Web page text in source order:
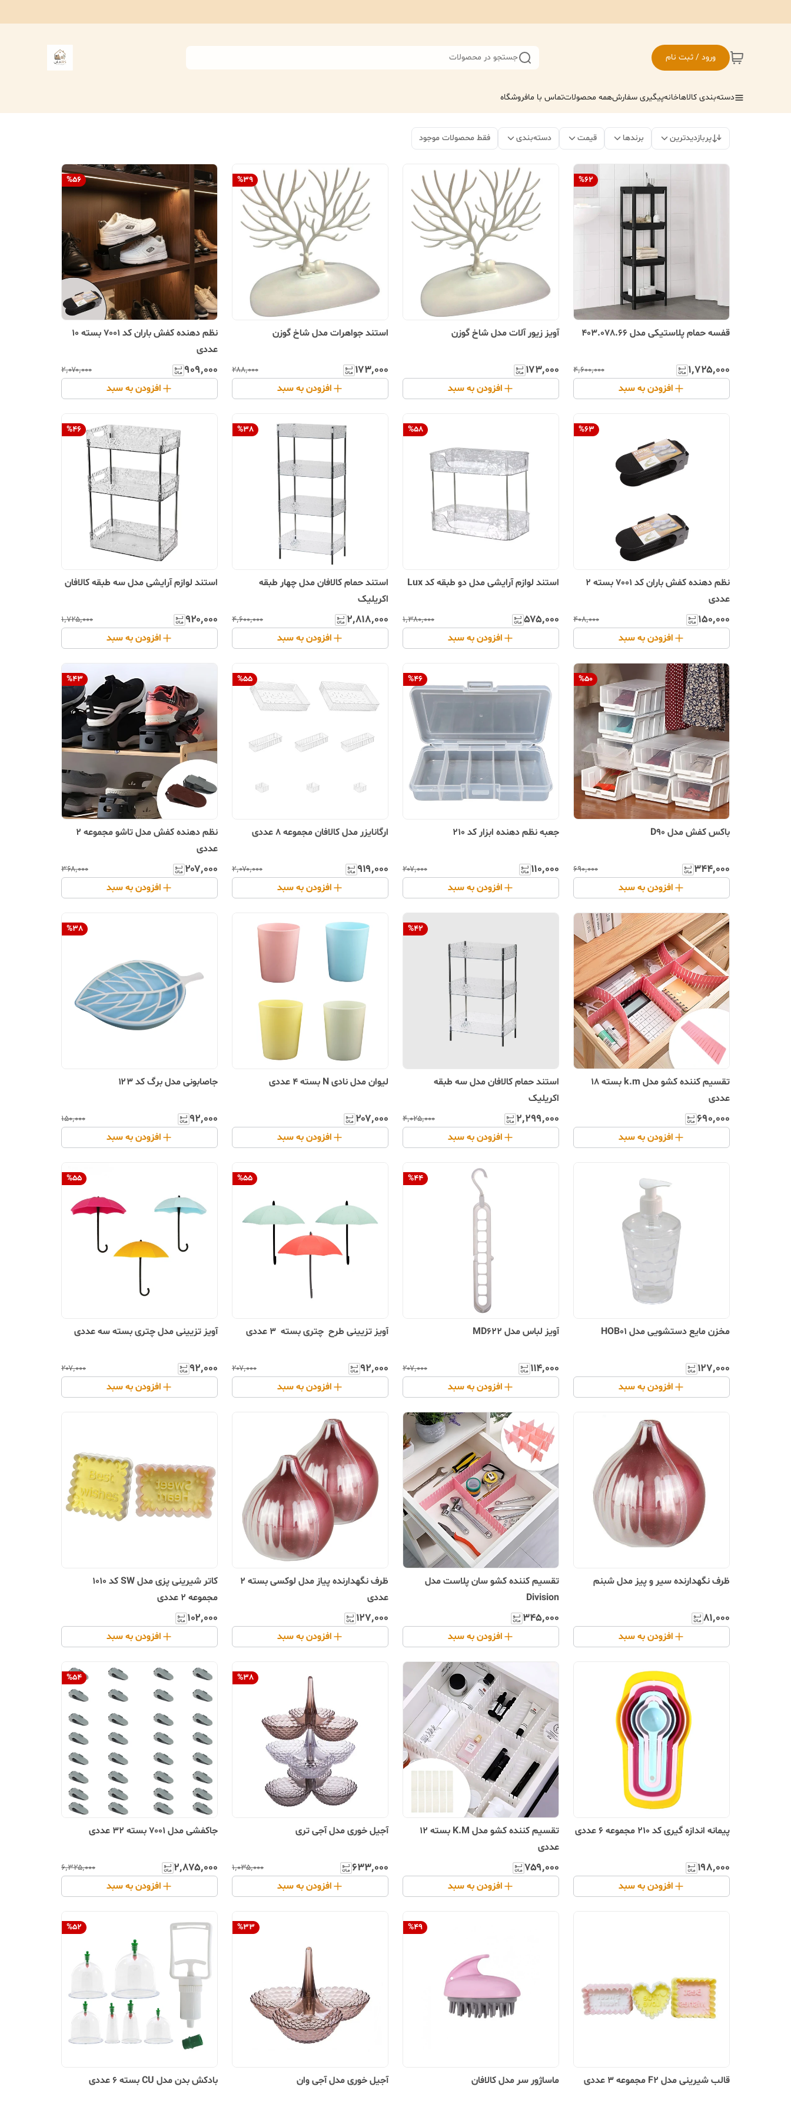
ورود / ثبت نام جستجو در محصولات
دسته‌بندی کالاهاخانهپیگیری سفارشهمه محصولاتتماس با مافروشگاه
پربازدیدترین برندها قیمت دسته‌بندی فقط محصولات موجود
%62
قفسه حمام پلاستیکی مدل 403.078.66
۱٬۷۲۵٬۰۰۰ ۴٬۶۰۰٬۰۰۰
افزودن به سبد
آویز زیور آلات مدل شاخ گوزن
۱۷۳٬۰۰۰
افزودن به سبد
%39
استند جواهرات مدل شاخ گوزن
۱۷۳٬۰۰۰ ۲۸۸٬۰۰۰
افزودن به سبد
%56
نظم دهنده کفش باران کد 7001 بسته 10
عددی
۹۰۹٬۰۰۰ ۲٬۰۷۰٬۰۰۰
افزودن به سبد
%63
نظم دهنده کفش باران کد 7001 بسته 2
عددی
۱۵۰٬۰۰۰ ۴۰۸٬۰۰۰
افزودن به سبد
%58
استند لوازم آرایشی مدل دو طبقه کد Lux
۵۷۵٬۰۰۰ ۱٬۳۸۰٬۰۰۰
افزودن به سبد
%38
استند حمام کالافان مدل چهار طبقه
اکریلیک
۲٬۸۱۸٬۰۰۰ ۴٬۶۰۰٬۰۰۰
افزودن به سبد
%46
استند لوازم آرایشی مدل سه طبقه کالافان
۹۲۰٬۰۰۰ ۱٬۷۲۵٬۰۰۰
افزودن به سبد
%50
باکس کفش مدل D90
۳۴۴٬۰۰۰ ۶۹۰٬۰۰۰
افزودن به سبد
%46
جعبه نظم دهنده ابزار کد 210
۱۱۰٬۰۰۰ ۲۰۷٬۰۰۰
افزودن به سبد
%55
ارگانایزر مدل کالافان مجموعه 8 عددی
۹۱۹٬۰۰۰ ۲٬۰۷۰٬۰۰۰
افزودن به سبد
%43
نظم دهنده کفش مدل تاشو مجموعه 2
عددی
۲۰۷٬۰۰۰ ۳۶۸٬۰۰۰
افزودن به سبد
تقسیم کننده کشو مدل k.m بسته 18
عددی
۶۹۰٬۰۰۰
افزودن به سبد
%42
استند حمام کالافان مدل سه طبقه
اکریلیک
۲٬۲۹۹٬۰۰۰ ۴٬۰۲۵٬۰۰۰
افزودن به سبد
لیوان مدل نادی N بسته 4 عددی
۲۰۷٬۰۰۰
افزودن به سبد
%38
جاصابونی مدل برگ کد ۱۲۳
۹۲٬۰۰۰ ۱۵۰٬۰۰۰
افزودن به سبد
مخزن مایع دستشویی مدل HOB01
۱۲۷٬۰۰۰
افزودن به سبد
%44
آویز لباس مدل MD622
۱۱۴٬۰۰۰ ۲۰۷٬۰۰۰
افزودن به سبد
%55
آویز تزیینی طرح چتری بسته 3 عددی
۹۲٬۰۰۰ ۲۰۷٬۰۰۰
افزودن به سبد
%55
آویز تزیینی مدل چتری بسته سه عددی
۹۲٬۰۰۰ ۲۰۷٬۰۰۰
افزودن به سبد
ظرف نگهدارنده سیر و پیز مدل شبنم
۸۱٬۰۰۰
افزودن به سبد
تقسیم کننده کشو سان پلاست مدل
Division
۳۴۵٬۰۰۰
افزودن به سبد
ظرف نگهدارنده پیاز مدل لوکسی بسته 2
عددی
۱۲۷٬۰۰۰
افزودن به سبد
کاتر شیرینی پزی مدل SW کد 1010
مجموعه 2 عددی
۱۰۲٬۰۰۰
افزودن به سبد
پیمانه اندازه گیری کد 210 مجموعه 6 عددی
۱۹۸٬۰۰۰
افزودن به سبد
تقسیم کننده کشو مدل K.M بسته 12
عددی
۷۵۹٬۰۰۰
افزودن به سبد
%38
آجیل خوری مدل آجی تری
۶۳۳٬۰۰۰ ۱٬۰۳۵٬۰۰۰
افزودن به سبد
%54
جاکفشی مدل 7001 بسته 32 عددی
۲٬۸۷۵٬۰۰۰ ۶٬۳۲۵٬۰۰۰
افزودن به سبد
قالب شیرینی مدل F2 مجموعه 3 عددی
%49
ماساژور سر مدل کالافان
%33
آجیل خوری مدل آجی وان
%52
بادکش بدن مدل CU بسته 6 عددی